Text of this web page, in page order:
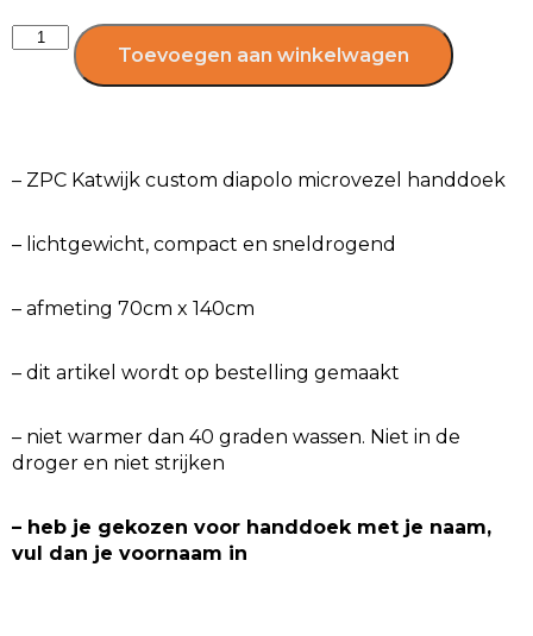
Toevoegen aan winkelwagen
– ZPC Katwijk custom diapolo microvezel handdoek
– lichtgewicht, compact en sneldrogend
– afmeting 70cm x 140cm
– dit artikel wordt op bestelling gemaakt
– niet warmer dan 40 graden wassen. Niet in de
droger en niet strijken
– heb je gekozen voor handdoek met je naam,
vul dan je voornaam in